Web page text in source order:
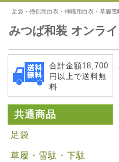
足袋・僧侶用白衣・神職用白衣・草履
みつば和装 オンラ
合計金額18,700
円以上で送料無
料
共通商品
足袋
草履・雪駄・下駄